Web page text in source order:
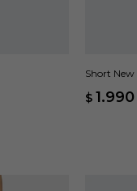
Short
$ 1.990